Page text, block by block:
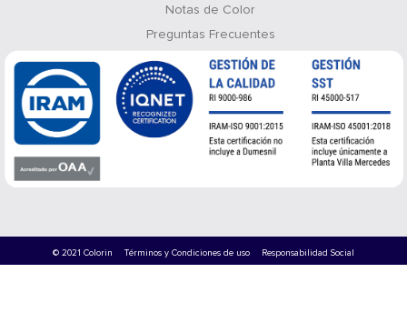
Notas de Color
Preguntas Frecuentes
© 2021 Colorin Términos y Condiciones de uso Responsabilidad Social